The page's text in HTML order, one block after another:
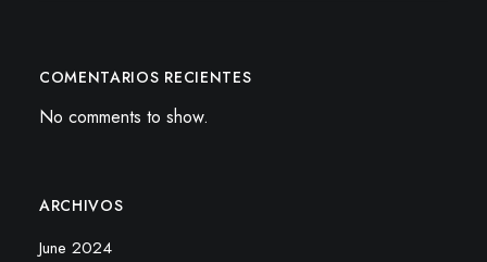
COMENTARIOS RECIENTES
No comments to show.
ARCHIVOS
June 2024